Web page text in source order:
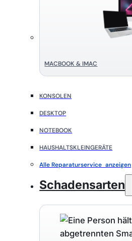
MACBOOK & IMAC
KONSOLEN
DESKTOP
NOTEBOOK
HAUSHALTSKLEINGERÄTE
Alle Reparaturservice anzeigen
Schadensarten